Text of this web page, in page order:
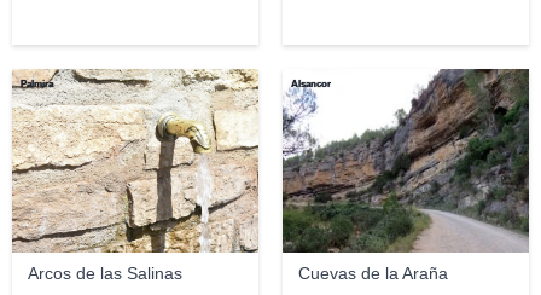
Arcos de las Salinas
Palmira
Cuevas de la Araña
Alsancor